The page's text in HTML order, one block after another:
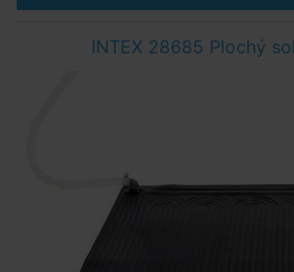
INTEX 28685 Plochý